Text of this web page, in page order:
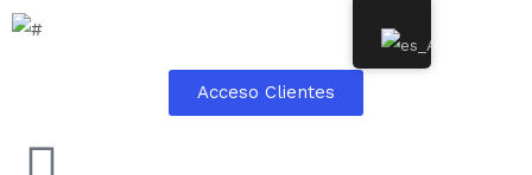
Acceso Clientes